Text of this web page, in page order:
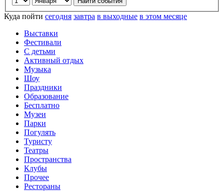
Куда пойти сегодня завтра в выходные в этом месяце
Выставки
Фестивали
С детьми
Активный отдых
Музыка
Шоу
Праздники
Образование
Бесплатно
Музеи
Парки
Погулять
Туристу
Театры
Пространства
Клубы
Прочее
Рестораны